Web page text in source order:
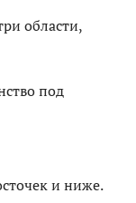
области,
под
и ниже.